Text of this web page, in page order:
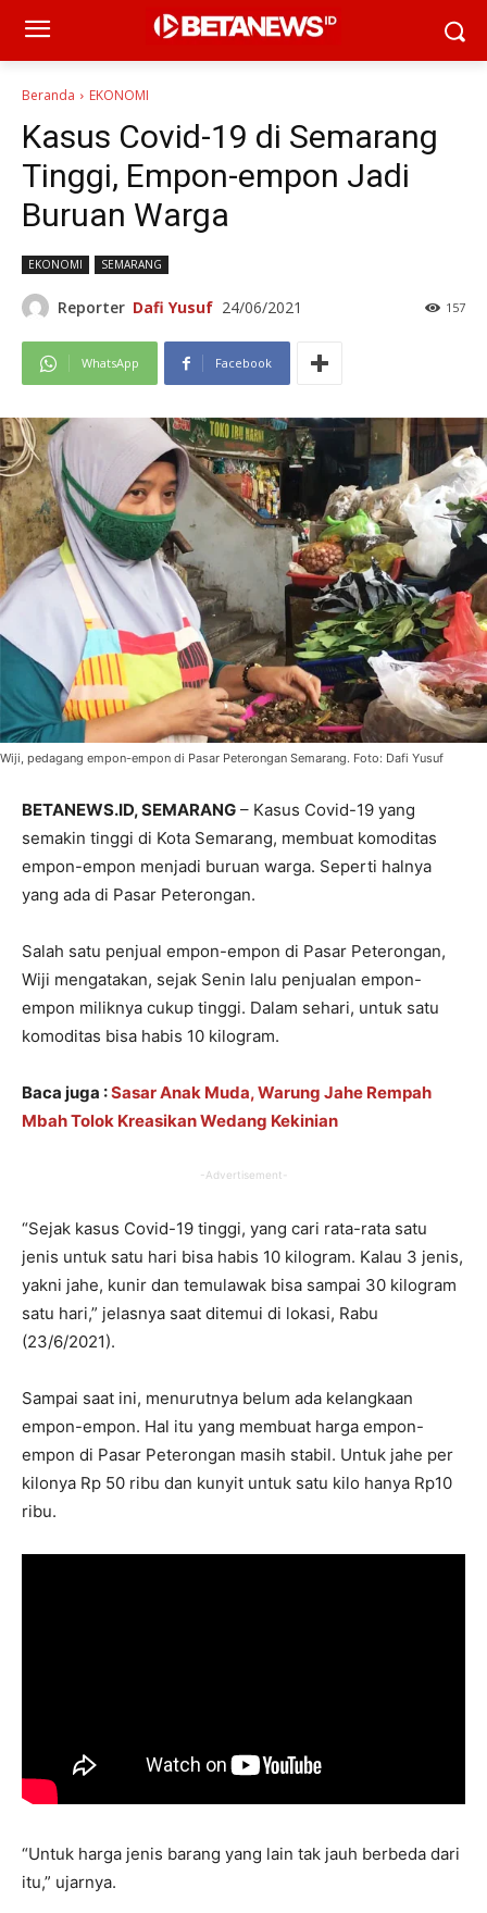
Beranda EKONOMI
Kasus Covid-19 di Semarang
Tinggi, Empon-empon Jadi
Buruan Warga
EKONOMI SEMARANG
Reporter Dafi Yusuf 24/06/2021 157
WhatsApp Facebook
Wiji, pedagang empon-empon di Pasar Peterongan Semarang. Foto: Dafi Yusuf
BETANEWS.ID, SEMARANG – Kasus Covid-19 yang
semakin tinggi di Kota Semarang, membuat komoditas
empon-empon menjadi buruan warga. Seperti halnya
yang ada di Pasar Peterongan.
Salah satu penjual empon-empon di Pasar Peterongan,
Wiji mengatakan, sejak Senin lalu penjualan empon-
empon miliknya cukup tinggi. Dalam sehari, untuk satu
komoditas bisa habis 10 kilogram.
Baca juga :Sasar Anak Muda, Warung Jahe Rempah
Mbah Tolok Kreasikan Wedang Kekinian
-Advertisement-
“Sejak kasus Covid-19 tinggi, yang cari rata-rata satu
jenis untuk satu hari bisa habis 10 kilogram. Kalau 3 jenis,
yakni jahe, kunir dan temulawak bisa sampai 30 kilogram
satu hari,” jelasnya saat ditemui di lokasi, Rabu
(23/6/2021).
Sampai saat ini, menurutnya belum ada kelangkaan
empon-empon. Hal itu yang membuat harga empon-
empon di Pasar Peterongan masih stabil. Untuk jahe per
kilonya Rp 50 ribu dan kunyit untuk satu kilo hanya Rp10
ribu.
“Untuk harga jenis barang yang lain tak jauh berbeda dari
itu,” ujarnya.